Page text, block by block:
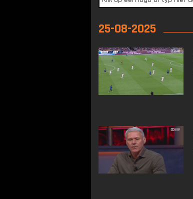
25-08-2025